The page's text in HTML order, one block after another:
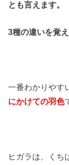
とも言えます。
3種の違いを覚
一番わかりやす
にかけての羽色
ヒガラは、くち